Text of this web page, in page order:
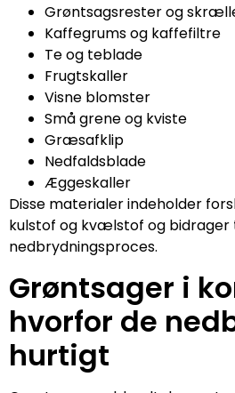
Grøntsagsrester og
Kaffegrums og kaffefiltre
Te og teblade
Frugtskaller
Visne blomster
Små grene og kviste
Græsafklip
Nedfaldsblade
Æggeskaller
Disse materialer indeholder
kulstof og kvælstof og bidrager
nedbrydningsproces.
Grøntsager i
hvorfor de
hurtigt